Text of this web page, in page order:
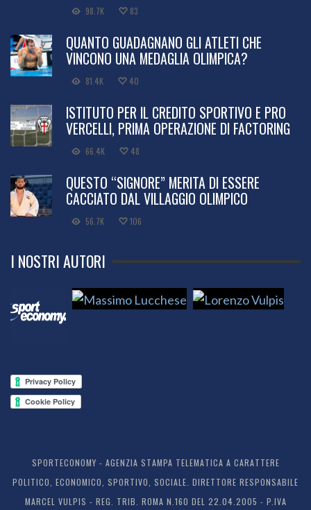
98.7K 83
QUANTO GUADAGNANO GLI ATLETI CHE
VINCONO UNA MEDAGLIA OLIMPICA?
81.4K 40
ISTITUTO PER IL CREDITO SPORTIVO E PRO
VERCELLI, PRIMA OPERAZIONE DI FACTORING
66.4K 48
QUESTO “SIGNORE” MERITA DI ESSERE
CACCIATO DAL VILLAGGIO OLIMPICO
56.7K 106
I NOSTRI AUTORI
SPORTECONOMY - AGENZIA STAMPA TELEMATICA A CARATTERE
POLITICO, ECONOMICO, SPORTIVO, SOCIALE. DIRETTORE RESPONSABILE
MARCEL VULPIS - REG. TRIB. ROMA N.160 DEL 22.04.2005 - P.IVA